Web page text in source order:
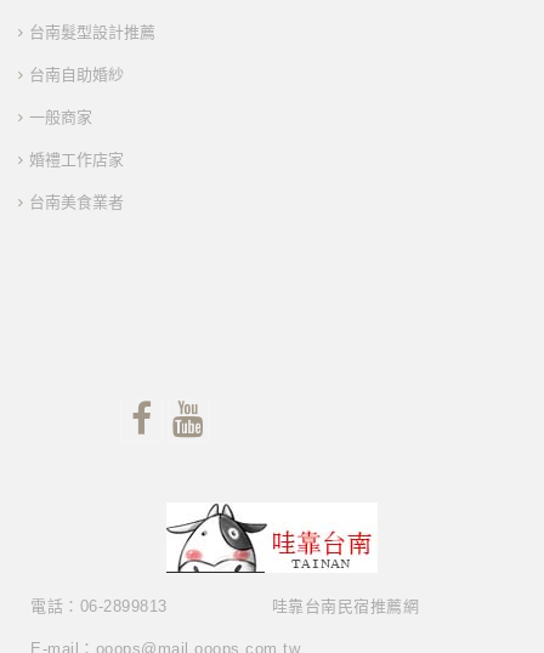
台南髮型設計推薦
台南自助婚紗
一般商家
婚禮工作店家
台南美食業者
哇靠台南民宿推薦網
電話：06-2899813
E-mail：ooops@mail.ooops.com.tw